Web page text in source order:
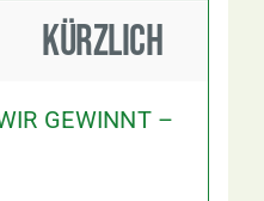
Kürzlich
GEWINNT –